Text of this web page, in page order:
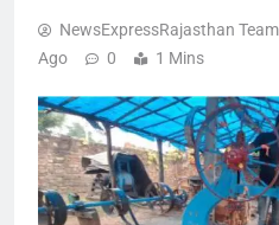
NewsExpressRajasthan Team
Ago
0 1 Mins